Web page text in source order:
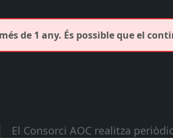
de 1 any. És possible que el
El Consorci AOC realitza